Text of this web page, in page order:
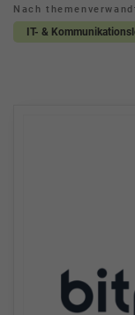
Nach
IT- &